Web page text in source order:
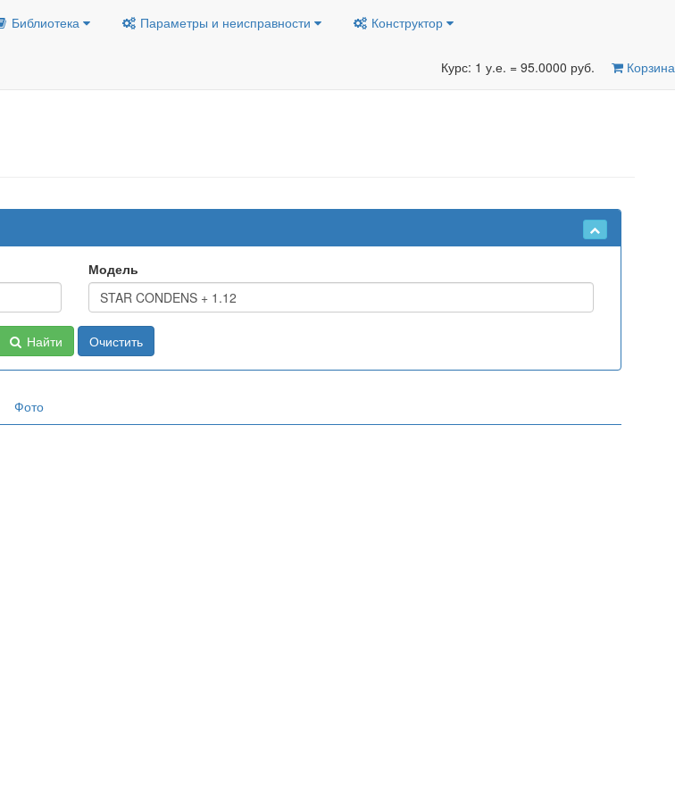
Библиотека Параметры и неисправности Конструктор
Курс: 1 у.е. = 95.0000 руб. Корзина
Модель
Найти Очистить
Фото